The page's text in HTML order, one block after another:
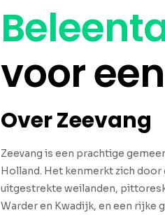
voor
Over Zeevang
Zeevang is een prachtige
Holland. Het kenmerkt zich
uitgestrekte weilanden,
Warder en Kwadijk, en een rijke